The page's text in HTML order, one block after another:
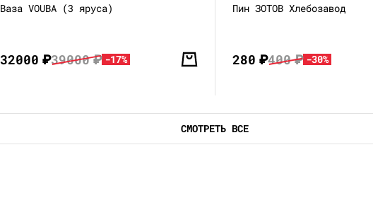
Ваза VOUBA (3 яруса)
32000₽39000₽ -17%
Пин ЗОТОВ Хлебозавод
280₽400₽ -30%
СМОТРЕТЬ ВСЕ